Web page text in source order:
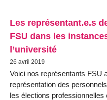
Les représentant.e.s
FSU dans les
l’université
26 avril 2019
Voici nos représentants FSU
représentation des
les élections professionnelles